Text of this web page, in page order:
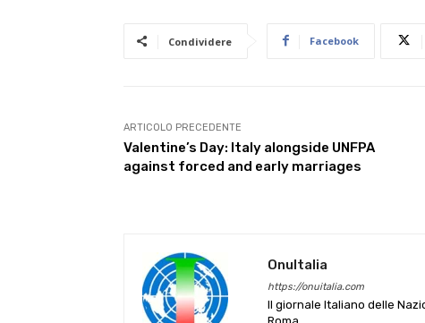
Condividere Facebook
ARTICOLO PRECEDENTE
Valentine’s Day: Italy alongside UNFPA
against forced and early marriages
OnuItalia
https://onuitalia.com
Il giornale Italiano delle
Roma.